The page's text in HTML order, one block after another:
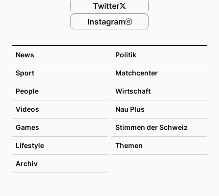
News Politik
Sport Matchcenter
People Wirtschaft
Videos Nau Plus
Games Stimmen der Schweiz
Lifestyle Themen
Archiv
Twitter
Instagram